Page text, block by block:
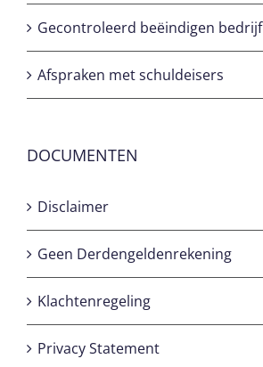
Gecontroleerd beëindigen bedrijf
Afspraken met schuldeisers
DOCUMENTEN
Disclaimer
Geen Derdengeldenrekening
Klachtenregeling
Privacy Statement